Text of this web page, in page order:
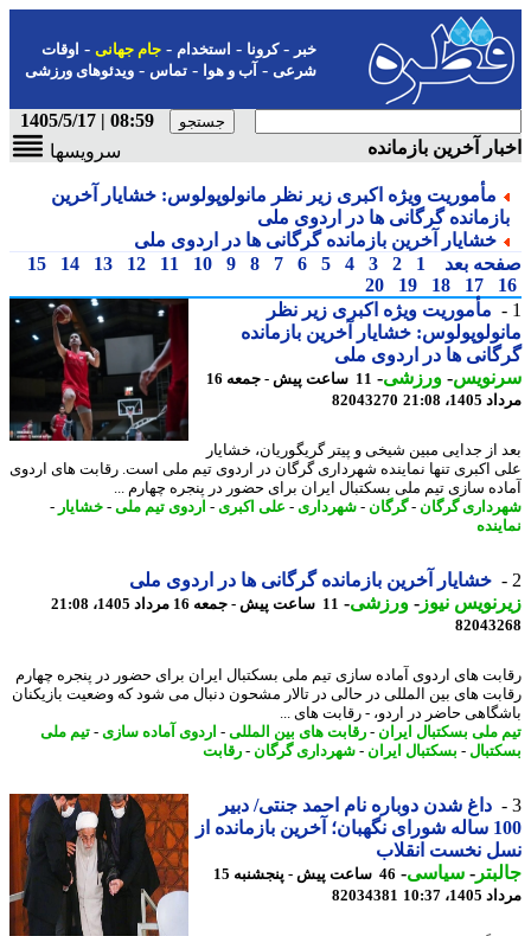
-کرونا-استخدام- جام جهانی-اوقات
شرعی-آب و هوا-تماس-ویدئوهای ورزشی
08:59 | 1405/5/17
آخرین بازمانده
سرویسها
مأموریت ویژه اکبری زیر نظر مانولوپولوس: خشایار آخرین
گرگانی ها در اردوی ملی
خشایار آخرین بازمانده گرگانی ها در اردوی ملی
بعد
1
2
3
4
5
6
7
8
9
10
11
12
13
14
15
17
18
19
20
مأموریت ویژه اکبری زیر نظر
خشایار آخرین بازمانده
ها در اردوی ملی
-ورزشی-
11 ساعت پیش - جمعه 16
21:08
82043270
از جدایی مبین شیخی و پیتر گریگوریان، خشایار
اکبری تنها نماینده شهرداری گرگان در اردوی تیم ملی است. رقابت های اردوی
سازی تیم ملی بسکتبال ایران برای حضور در پنجره چهارم ...
گرگان -گرگان -شهرداری- علی اکبری- اردوی تیم ملی -خشایار-
خشایار آخرین بازمانده گرگانی ها در اردوی ملی
نیوز-ورزشی-11 ساعت پیش - جمعه 16 مرداد 1405، 21:08
های اردوی آماده سازی تیم ملی بسکتبال ایران برای حضور در پنجره چهارم
های بین المللی در حالی در تالار مشحون دنبال می شود که وضعیت بازیکنان
حاضر در اردو، - رقابت های ...
ملی بسکتبال ایران - رقابت های بین المللی-اردوی آماده سازی- تیم ملی
-بسکتبال ایران - شهرداری گرگان -رقابت
داغ شدن دوباره نام احمد جنتی/ دبیر
100 ساله شورای نگهبان؛ آخرین بازمانده از
نخست انقلاب
-سیاسی-
46 ساعت پیش - پنجشنبه 15
10:37
82034381